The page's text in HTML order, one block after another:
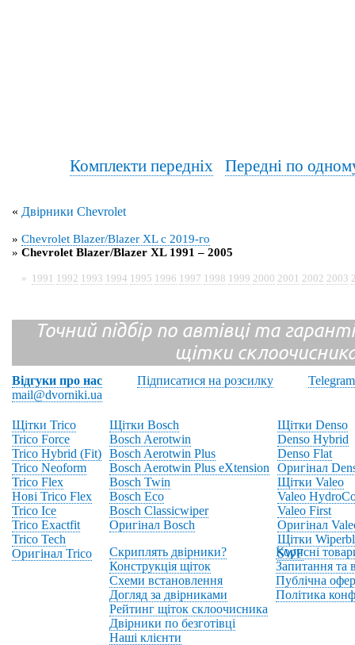
Комплекти передніх Передні по
« Двірники Chevrolet
» Chevrolet Blazer/Blazer XL с 2019-го
» Chevrolet Blazer/Blazer XL 1991 – 2005
» 1991 1992 1993 1994 1995 1996 1997 1998 1999 2000 2001 2002 2003
Точний підбір по автівці та
щітки
Відгуки про нас Підписатися на розсилку
Telegram
mail@dvorniki.ua
Щітки Trico
Trico Force
Trico Hybrid (Fit)
Trico Neoform
Trico Flex
Нові Trico Flex
Trico Ice
Trico Exactfit
Trico Tech
Оригінал Trico
Щітки Bosch
Bosch Aerotwin
Bosch Aerotwin Plus
Bosch Aerotwin Plus eXtension
Bosch Twin
Bosch Eco
Bosch Classicwiper
Оригінал Bosch
Щітки Denso
Denso Hybrid
Denso Flat
Оригінал
Щітки Valeo
Valeo
Valeo First
Оригінал
Щітки
SWF
Скриплять двірники?
Конструкція щіток
Схеми встановлення
Догляд за двірниками
Рейтинг щіток склоочисника
Двірники по безготівці
Наші клієнти
Корисні
Запитання та
Публічна
Політика